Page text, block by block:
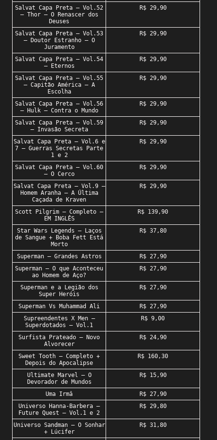
Salvat Capa Preta – Vol.52
– Thor – O Renascer dos
Deuses
R$ 29,90
Salvat Capa Preta – Vol.53
– Doutor Estranho – O
Juramento
R$ 29,90
Salvat Capa Preta – Vol.54
– Eternos
R$ 29,90
Salvat Capa Preta – Vol.55
– Capitão América – A
Escolha
R$ 29,90
Salvat Capa Preta – Vol.56
– Hulk – Contra o Mundo
R$ 29,90
Salvat Capa Preta – Vol.59
– Invasão Secreta
R$ 29,90
Salvat Capa Preta – Vol.6 e
7 – Guerras Secretas Parte
1 e 2
R$ 29,90
Salvat Capa Preta – Vol.60
– O Cerco
R$ 29,90
Salvat Capa Preta – Vol.9 –
Homem Aranha – A Última
Caçada de Kraven
R$ 29,90
Scott Pilgrim – Completo –
EM INGLÊS
R$ 139,90
Star Wars Legends – Laços
de Sangue + Boba Fett Está
Morto
R$ 37,80
Superman – Grandes Astros
R$ 27,90
Superman – O que Aconteceu
ao Homem de Aço?
R$ 27,90
Superman e a Legião dos
Super Heróis
R$ 27,90
Superman Vs Muhammad Ali
R$ 27,90
Supreendentes X Men –
Superdotados – Vol.1
R$ 9,00
Surfista Prateado – Novo
Alvorecer
R$ 24,90
Sweet Tooth – Completo +
Depois do Apocalipse
R$ 160,30
Ultimate Marvel – O
Devorador de Mundos
R$ 15,90
Uma Irmâ
R$ 27,90
Universo Hanna-Barbera –
Future Quest – Vol.1 e 2
R$ 29,80
Universo Sandman – O Sonhar
+ Lúcifer
R$ 31,80